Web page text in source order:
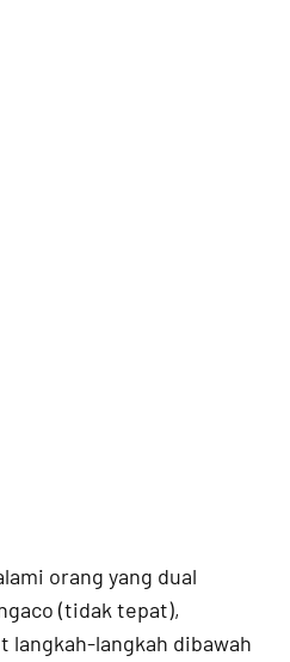
orang yang dual
(tidak tepat),
langkah-langkah dibawah